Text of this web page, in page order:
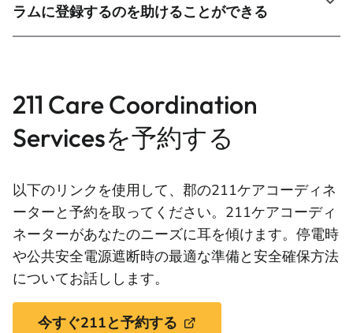
ラムに登録するのを助けることができる
211 Care Coordination
Servicesを予約する
以下のリンクを使用して、郡の211ケアコーディネ
ーターと予約を取ってください。211ケアコーディ
ネーターがあなたのニーズに耳を傾けます。停電時
や公共安全電源遮断時の最適な準備と安全確保方法
についてお話しします。
今すぐ211と予約する